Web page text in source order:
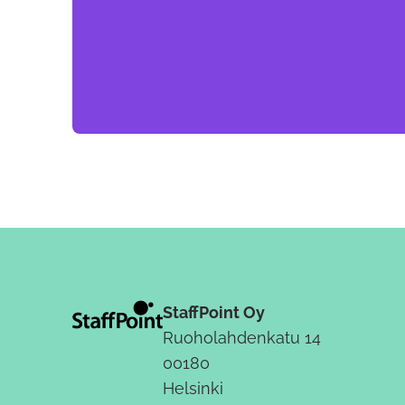
StaffPoint Oy
Ruoholahdenkatu 14
00180
Helsinki